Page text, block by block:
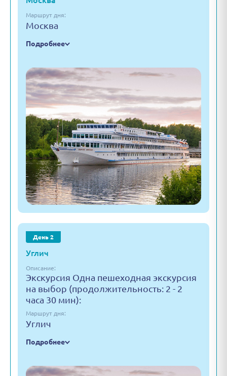
Маршрут дня:
Москва
Подробнее
День 2
Углич
Описание:
Экскурсия Одна пешеходная экскурсия
на выбор (продолжительность: 2 - 2
часа 30 мин):
Маршрут дня:
Углич
Подробнее